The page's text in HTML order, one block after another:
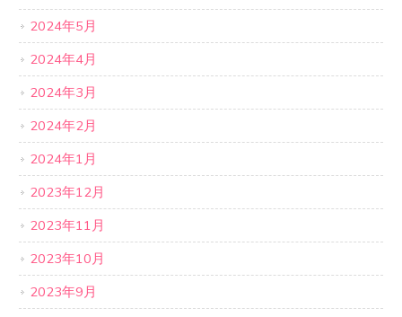
2024年5月
2024年4月
2024年3月
2024年2月
2024年1月
2023年12月
2023年11月
2023年10月
2023年9月